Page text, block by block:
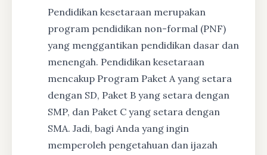
Pendidikan kesetaraan merupakan
program pendidikan non-formal (PNF)
yang menggantikan pendidikan dasar dan
menengah. Pendidikan kesetaraan
mencakup Program Paket A yang setara
dengan SD, Paket B yang setara dengan
SMP, dan Paket C yang setara dengan
SMA. Jadi, bagi Anda yang ingin
memperoleh pengetahuan dan ijazah